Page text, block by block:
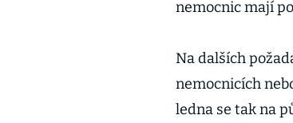
nemocnic mají
Na dalších
nemocnicích
ledna se tak na